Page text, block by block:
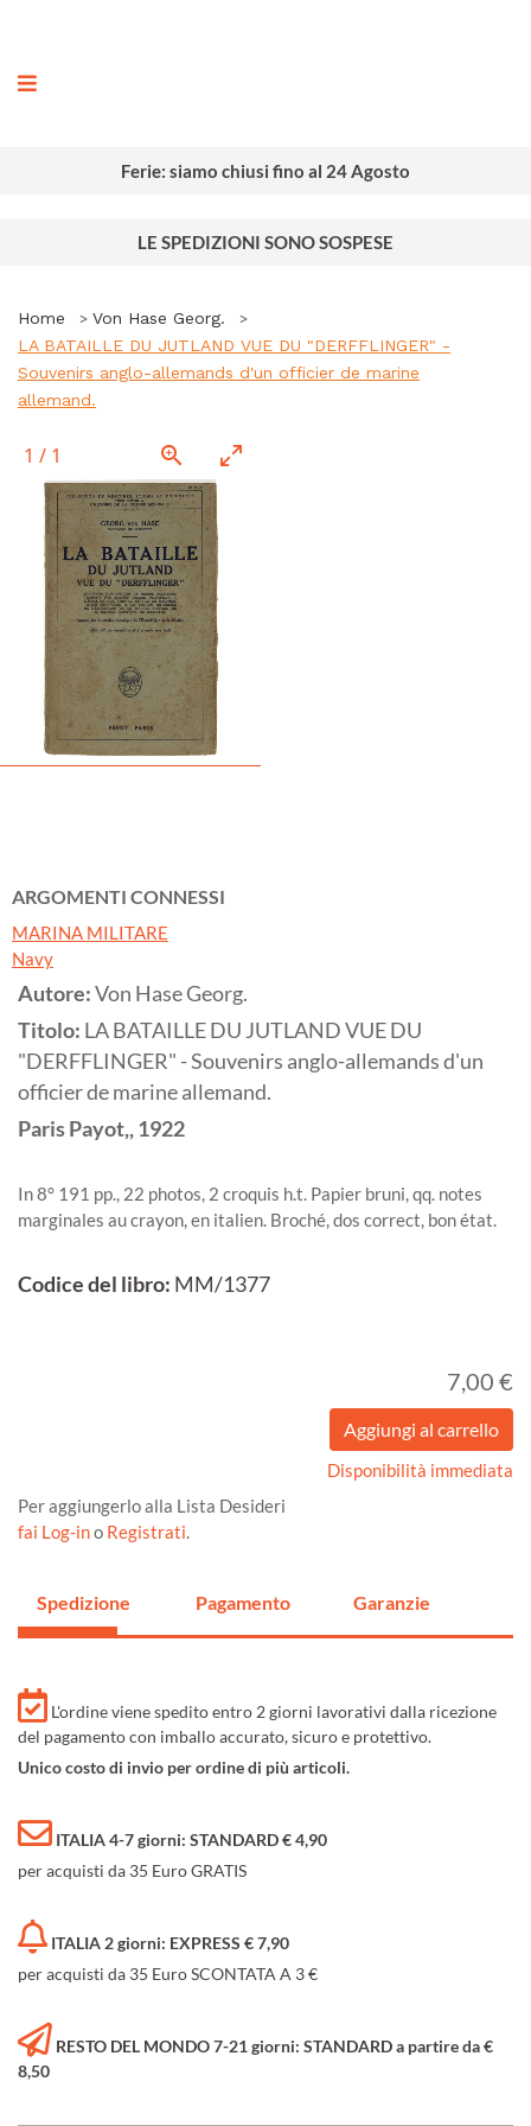
Ferie: siamo chiusi fino al 24 Agosto
LE SPEDIZIONI SONO SOSPESE
Home
Von Hase Georg.
LA BATAILLE DU JUTLAND VUE DU "DERFFLINGER" -
Souvenirs anglo-allemands d'un officier de marine
allemand.
1 / 1
ARGOMENTI CONNESSI
MARINA MILITARE
Navy
Autore:Von Hase Georg.
Titolo: LA BATAILLE DU JUTLAND VUE DU
"DERFFLINGER" - Souvenirs anglo-allemands d'un
officier de marine allemand.
ParisPayot,,1922
In 8° 191 pp., 22 photos, 2 croquis h.t. Papier bruni, qq. notes
marginales au crayon, en italien. Broché, dos correct, bon état.
Codice del libro: MM/1377
7,00 €
Disponibilità immediata
Per aggiungerlo alla Lista Desideri
fai Log-ino Registrati.
Spedizione Pagamento Garanzie
L'ordine viene spedito entro 2 giorni lavorativi dalla ricezione
del pagamento con imballo accurato, sicuro e protettivo.
Unico costo di invio per ordine di più articoli.
ITALIA 4-7 giorni: STANDARD € 4,90
per acquisti da 35 Euro GRATIS
ITALIA 2 giorni: EXPRESS € 7,90
per acquisti da 35 Euro SCONTATA A 3 €
RESTO DEL MONDO 7-21 giorni: STANDARD a partire da €
8,50